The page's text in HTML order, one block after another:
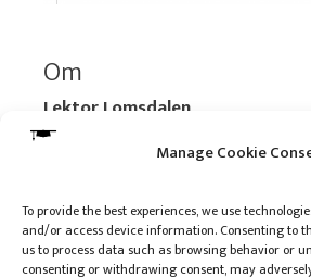
Manage Cookie
To provide the best experiences, we use
and/or access device information. Consenting to
us to process data such as browsing behavior or
consenting or withdrawing consent, may
Om
Lektor Lomsdalen
Organisasjonsnummer:
920 712
Les mer:Om selskapet